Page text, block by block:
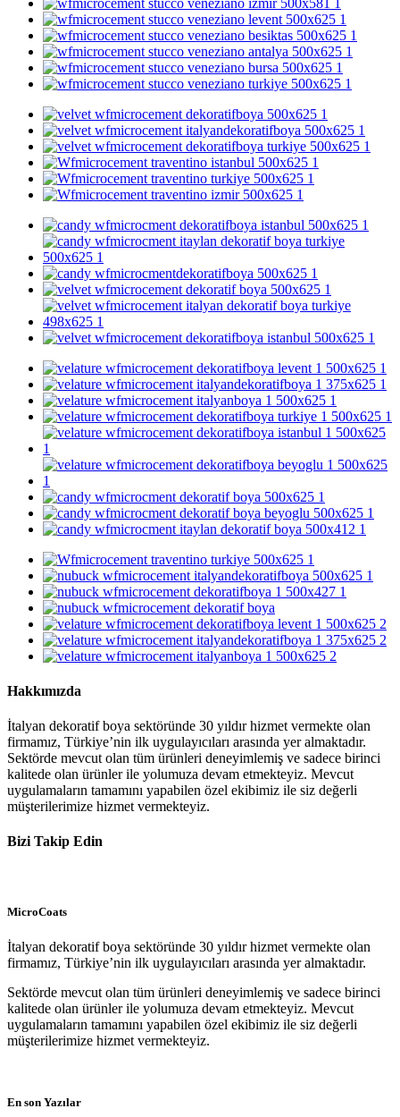
Hakkımızda
İtalyan dekoratif boya sektöründe 30 yıldır hizmet vermekte olan
firmamız, Türkiye’nin ilk uygulayıcıları arasında yer almaktadır.
Sektörde mevcut olan tüm ürünleri deneyimlemiş ve sadece birinci
kalitede olan ürünler ile yolumuza devam etmekteyiz. Mevcut
uygulamaların tamamını yapabilen özel ekibimiz ile siz değerli
müşterilerimize hizmet vermekteyiz.
Bizi Takip Edin
MicroCoats
İtalyan dekoratif boya sektöründe 30 yıldır hizmet vermekte olan
firmamız, Türkiye’nin ilk uygulayıcıları arasında yer almaktadır.
Sektörde mevcut olan tüm ürünleri deneyimlemiş ve sadece birinci
kalitede olan ürünler ile yolumuza devam etmekteyiz. Mevcut
uygulamaların tamamını yapabilen özel ekibimiz ile siz değerli
müşterilerimize hizmet vermekteyiz.
En son Yazılar